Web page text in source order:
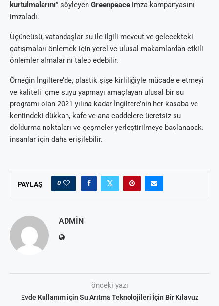
kurtulmalarını” söyleyen Greenpeace imza kampanyasını
imzaladı.
Üçüncüsü, vatandaşlar su ile ilgili mevcut ve gelecekteki
çatışmaları önlemek için yerel ve ulusal makamlardan etkili
önlemler almalarını talep edebilir.
Örneğin İngiltere’de, plastik şişe kirliliğiyle mücadele etmeyi
ve kaliteli içme suyu yapmayı amaçlayan ulusal bir su
programı olan 2021 yılına kadar İngiltere’nin her kasaba ve
kentindeki dükkan, kafe ve ana caddelere ücretsiz su
doldurma noktaları ve çeşmeler yerleştirilmeye başlanacak.
insanlar için daha erişilebilir.
PAYLAŞ 0
ADMIN
önceki yazı
Evde Kullanım için Su Arıtma Teknolojileri İçin Bir Kılavuz